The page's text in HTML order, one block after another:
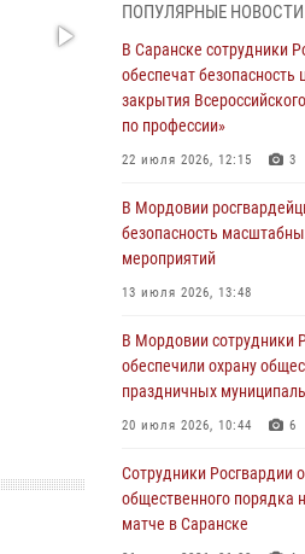
Росгвардейцы
безопасность во время
масштабного праздника
05 августа 2026, 09:04
Помощь из Мордовии
центр лицензионно-
передал очередную
Сотрудники Росгвардии
призерами
служебному шестиборью
В Саранске
нарушение
лавочке закончился в
ПОПУЛЯРНЫЕ НОВОСТИ
В Саранске сотрудники
обеспечат безопасность
закрытия
по профессии»
22 июля 2026, 12:15 3
В Мордовии
безопасность
мероприятий
13 июля 2026, 13:48
В Мордовии сотрудники
обеспечили охрану
праздничных
20 июля 2026, 10:44 6
Сотрудники Росгвардии
общественного порядка
матче в Саранске